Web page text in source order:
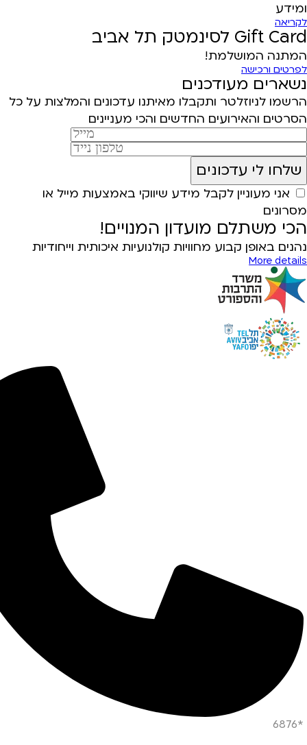
ומידע
לקריאה
Gift Card לסינמטק תל אביב
המתנה המושלמת!
לפרטים ורכישה
נשארים מעודכנים
הרשמו לניוזלטר ותקבלו מאיתנו עדכונים והמלצות על כל
הסרטים והאירועים החדשים והכי מעניינים
אני מעוניין לקבל מידע שיווקי באמצעות מייל או
מסרונים
הכי משתלם מועדון המנויים!
נהנים באופן קבוע מחוויות קולנועיות איכותית וייחודיות
More details
*6876